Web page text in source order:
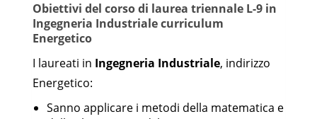
Obiettivi del corso di laurea triennale L-9 in
Ingegneria Industriale curriculum
Energetico
I laureati in Ingegneria Industriale, indirizzo
Energetico:
Sanno applicare i metodi della matematica e